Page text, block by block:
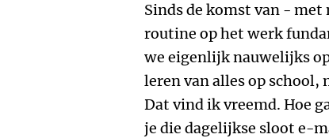
Sinds de komst van -
routine op het werk
we eigenlijk nauwelijks
leren van alles op school,
Dat vind ik vreemd. Hoe
je die dagelijkse sloot e-